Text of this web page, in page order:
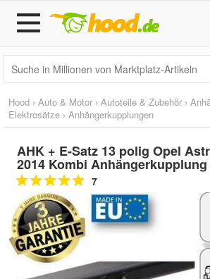
Hood › Auto & Motor › Autoteile & Zubehör ›
Elektrosätze › Anhängerkupplungen
AHK + E-Satz 13 polig Opel
2014 Kombi Anhängerkupplung
7